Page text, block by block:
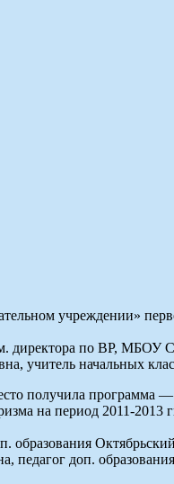
учреждении»
директора по ВР,
учитель начальных
получила программа
на период 2011-2013
образования
педагог доп.